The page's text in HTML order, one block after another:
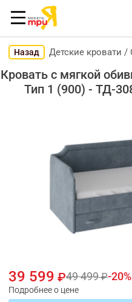
Назад Детские кровати /
Кровать с мягкой
Тип 1 (900) - ТД-
39 599 49 499 20
Подробнее о цене